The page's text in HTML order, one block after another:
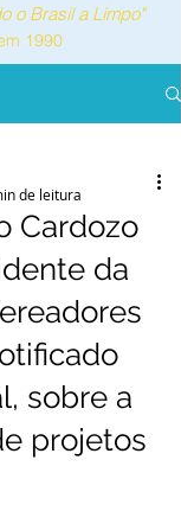
o Brasil a Limpo"
1990
Cardozo
da
sobre a
projetos
de leitura